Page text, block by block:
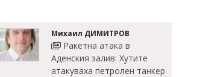
Михаил ДИМИТРОВ
Ракетна атака в
Аденския залив: Хутите
атакуваха петролен танкер